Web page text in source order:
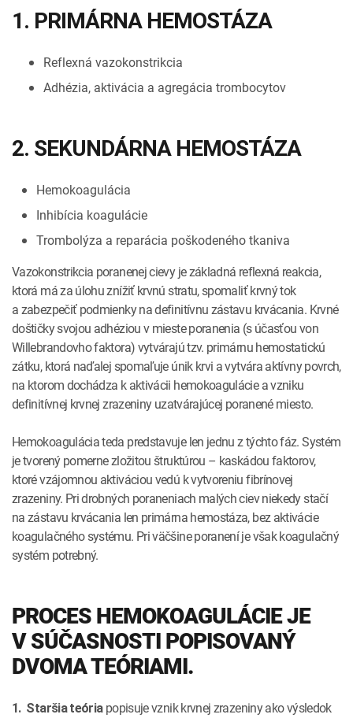
1. PRIMÁRNA HEMOSTÁZA
Reflexná vazokonstrikcia
Adhézia, aktivácia a agregácia trombocytov
2. SEKUNDÁRNA HEMOSTÁZA
Hemokoagulácia
Inhibícia koagulácie
Trombolýza a reparácia poškodeného tkaniva
Vazokonstrikcia poranenej cievy je základná reflexná reakcia,
ktorá má za úlohu znížiť krvnú stratu, spomaliť krvný tok
a zabezpečiť podmienky na definitívnu zástavu krvácania. Krvné
doštičky svojou adhéziou v mieste poranenia (s účasťou von
Willebrandovho faktora) vytvárajú tzv. primárnu hemostatickú
zátku, ktorá naďalej spomaľuje únik krvi a vytvára aktívny povrch,
na ktorom dochádza k aktivácii hemokoagulácie a vzniku
definitívnej krvnej zrazeniny uzatvárajúcej poranené miesto.
Hemokoagulácia teda predstavuje len jednu z týchto fáz. Systém
je tvorený pomerne zložitou štruktúrou – kaskádou faktorov,
ktoré vzájomnou aktiváciou vedú k vytvoreniu fibrínovej
zrazeniny. Pri drobných poraneniach malých ciev niekedy stačí
na zástavu krvácania len primárna hemostáza, bez aktivácie
koagulačného systému. Pri väčšine poranení je však koagulačný
systém potrebný.
PROCES HEMOKOAGULÁCIE JE
V SÚČASNOSTI POPISOVANÝ
DVOMA TEÓRIAMI.
1. Staršia teória popisuje vznik krvnej zrazeniny ako výsledok